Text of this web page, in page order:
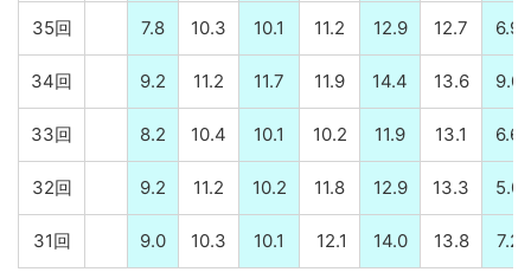
35回 7.8 10.3 10.1 11.2 12.9 12.7 6.9
34回 9.2 11.2 11.7 11.9 14.4 13.6 9.0
33回 8.2 10.4 10.1 10.2 11.9 13.1 6.6
32回 9.2 11.2 10.2 11.8 12.9 13.3 5.0
31回 9.0 10.3 10.1 12.1 14.0 13.8 7.2